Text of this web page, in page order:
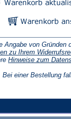
Angabe von Gründen
zu Ihrem
Hinweise zum
einer Bestellung